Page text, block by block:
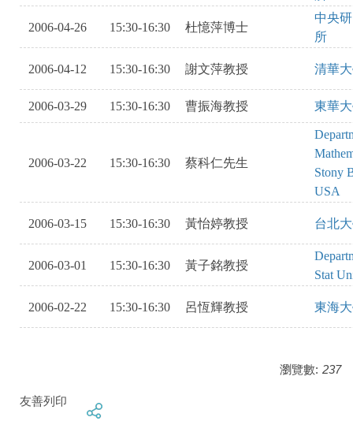
2006-04-26 15:30-16:30 杜憶萍博士
中央
所
2006-04-12 15:30-16:30 謝文萍教授 清華
2006-03-29 15:30-16:30 曹振海教授 東華
2006-03-22 15:30-16:30 蔡科仁先生
Stony
USA
2006-03-15 15:30-16:30 黃怡婷教授 台北
2006-03-01 15:30-16:30 黃子銘教授
Stat
2006-02-22 15:30-16:30 呂恆輝教授 東海
瀏覽數: 237
友善列印